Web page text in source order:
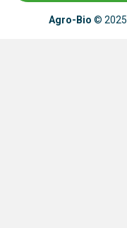
Agro-Bio © 2025